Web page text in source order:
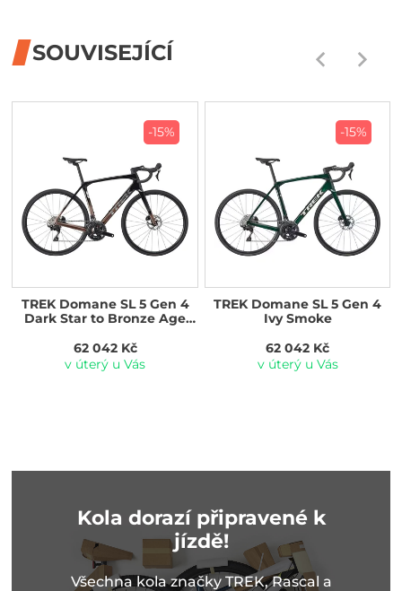
SOUVISEJÍCÍ
-15%
TREK Domane SL 5 Gen 4
Dark Star to Bronze Age
62 042 Kč
v úterý u Vás
-15%
TREK Domane SL 5 Gen 4
Ivy Smoke
62 042 Kč
v úterý u Vás
Kola dorazí připravené k
jízdě!
Všechna kola značky TREK, Rascal a